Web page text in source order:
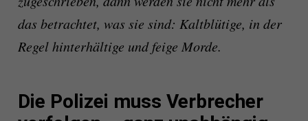
das betrachtet, was sie sind: Kaltblütige, in der
Regel hinterhältige und feige Morde.
Die Polizei muss Verbrecher